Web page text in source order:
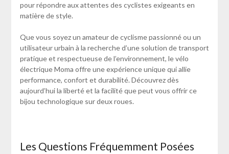
pour répondre aux attentes des cyclistes exigeants en
matière de style.
Que vous soyez un amateur de cyclisme passionné ou un
utilisateur urbain à la recherche d’une solution de transport
pratique et respectueuse de l’environnement, le vélo
électrique Moma offre une expérience unique qui allie
performance, confort et durabilité. Découvrez dès
aujourd’hui la liberté et la facilité que peut vous offrir ce
bijou technologique sur deux roues.
Les Questions Fréquemment Posées